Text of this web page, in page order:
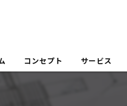
コンセプト サービス